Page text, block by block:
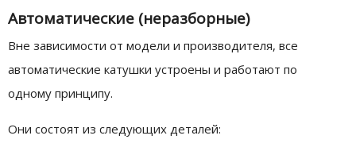
Автоматические (неразборные)
Вне зависимости от модели и производителя, все
автоматические катушки устроены и работают по
одному принципу.
Они состоят из следующих деталей: